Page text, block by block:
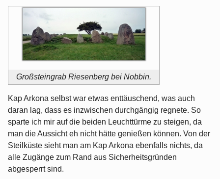
Großsteingrab Riesenberg bei Nobbin.
Kap Arkona selbst war etwas enttäuschend, was auch
daran lag, dass es inzwischen durchgängig regnete. So
sparte ich mir auf die beiden Leuchttürme zu steigen, da
man die Aussicht eh nicht hätte genießen können. Von der
Steilküste sieht man am Kap Arkona ebenfalls nichts, da
alle Zugänge zum Rand aus Sicherheitsgründen
abgesperrt sind.